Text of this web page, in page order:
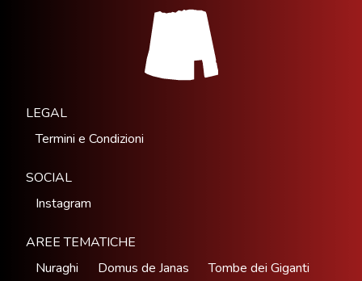
LEGAL
Termini e Condizioni
SOCIAL
Instagram
AREE TEMATICHE
Nuraghi
Domus de Janas Tombe dei Giganti